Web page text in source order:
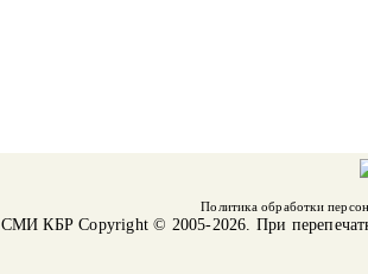
Политика обработки
СМИ КБРCopyright © 2005-2026. При